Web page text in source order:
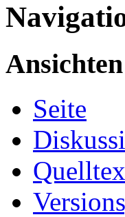
Ansichten
Seite